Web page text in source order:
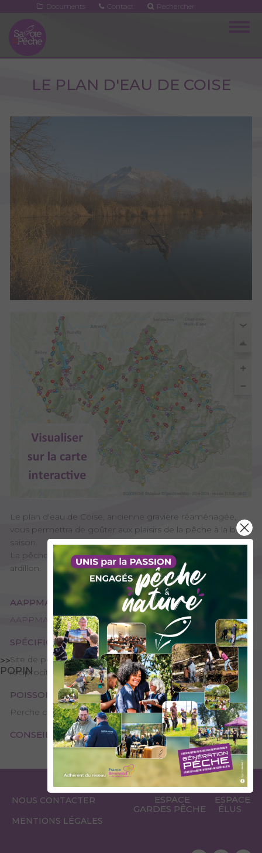
contenu
principal
Documents Contact Rechercher
>>
POPIN
LE PLAN D'EAU DE COISE
Le plan d'eau de Coise, ancienne gravière réaménagée,
vous permettra de goûter aux plaisirs de la pêche à la belle
saison.
La pêche à la carpe est en no-kill avec 1 seul hameçon sans
ardillon.
AAPPMA GESTIONNAIRE
AAPPMA de Chambéry - Les Pêcheurs Chambériens
SPÉCIFICITÉS
Site de pêche – 2ème catégorie, Plan d’eau ou rivière
réciprocitaire
POISSONS PRÉSENTS
Perche commune, Brochet, Carpe, Petits poissons blancs
CONSEILS DE PÊCHE
NOUS CONTACTER
MENTIONS LÉGALES
ESPACE
GARDES PÊCHE
ESPACE
ÉLUS